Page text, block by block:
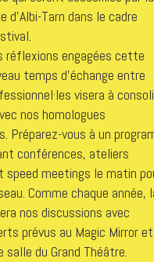
d’Albi-Tarn dans le cadre
réflexions engagées cette
temps d’échange entre
visera à
nos homologues
Préparez-vous à un
conférences, ateliers
meetings le matin
Comme chaque année,
nos discussions avec
prévus au Magic Mirror et
salle du Grand Théâtre.